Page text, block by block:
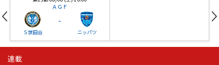
ＡＧＦ
Ｓ世田谷
-
ニッパツ
連載